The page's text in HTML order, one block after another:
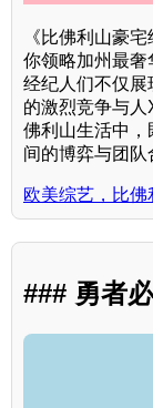
《比佛利山豪
你领略加州最
经纪人们不仅
的激烈竞争与
佛利山生活中，
间的博弈与团队
欧美综艺，比
### 勇者